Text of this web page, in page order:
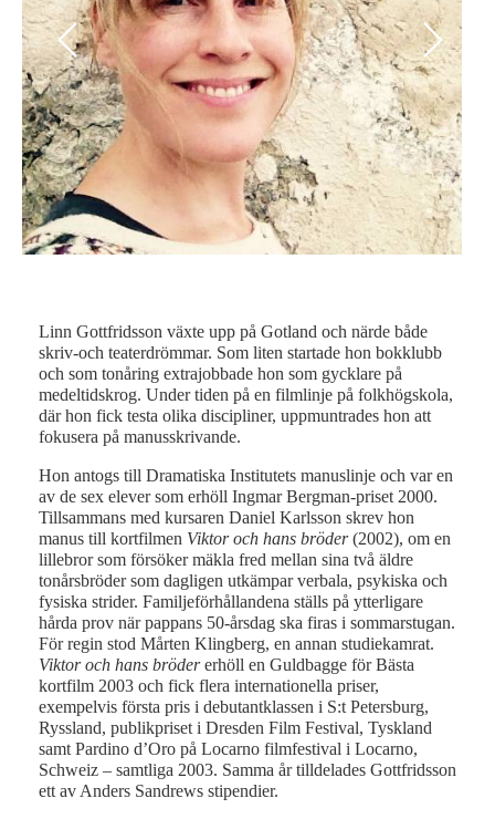
Previous Next
Linn Gottfridsson växte upp på Gotland och närde både
skriv-och teaterdrömmar. Som liten startade hon bokklubb
och som tonåring extrajobbade hon som gycklare på
medeltidskrog. Under tiden på en filmlinje på folkhögskola,
där hon fick testa olika discipliner, uppmuntrades hon att
fokusera på manusskrivande.
Hon antogs till Dramatiska Institutets manuslinje och var en
av de sex elever som erhöll Ingmar Bergman-priset 2000.
Tillsammans med kursaren Daniel Karlsson skrev hon
manus till kortfilmen Viktor och hans bröder(2002), om en
lillebror som försöker mäkla fred mellan sina två äldre
tonårsbröder som dagligen utkämpar verbala, psykiska och
fysiska strider. Familjeförhållandena ställs på ytterligare
hårda prov när pappans 50-årsdag ska firas i sommarstugan.
För regin stod Mårten Klingberg, en annan studiekamrat.
Viktor och hans brödererhöll en Guldbagge för Bästa
kortfilm 2003 och fick flera internationella priser,
exempelvis första pris i debutantklassen i S:t Petersburg,
Ryssland, publikpriset i Dresden Film Festival, Tyskland
samt Pardino d’Oro på Locarno filmfestival i Locarno,
Schweiz – samtliga 2003. Samma år tilldelades Gottfridsson
ett av Anders Sandrews stipendier.